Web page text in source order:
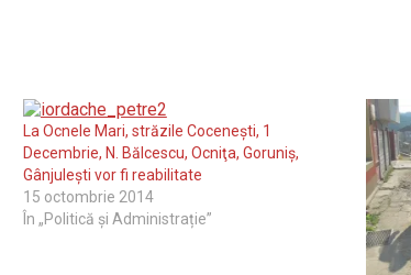
La Ocnele Mari, străzile Coceneşti, 1
Decembrie, N. Bălcescu, Ocniţa, Goruniş,
Gânjuleşti vor fi reabilitate
15 octombrie 2014
În „Politică și Administrație”